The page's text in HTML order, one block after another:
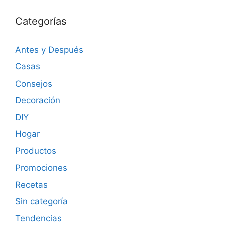
Categorías
Antes y Después
Casas
Consejos
Decoración
DIY
Hogar
Productos
Promociones
Recetas
Sin categoría
Tendencias